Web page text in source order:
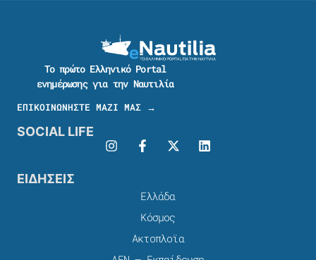
Το πρώτο Ελληνικό Portal
ενημέρωσης για την Ναυτιλία
ΕΠΙΚΟΙΝΩΝΗΣΤΕ ΜΑΖΙ ΜΑΣ →
SOCIAL LIFE
ΕΙΔΗΣΕΙΣ
Ελλάδα
Κόσμος
Ακτοπλοϊα